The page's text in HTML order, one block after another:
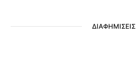
ΔΙΑΦΗΜΙΣΕΙΣ